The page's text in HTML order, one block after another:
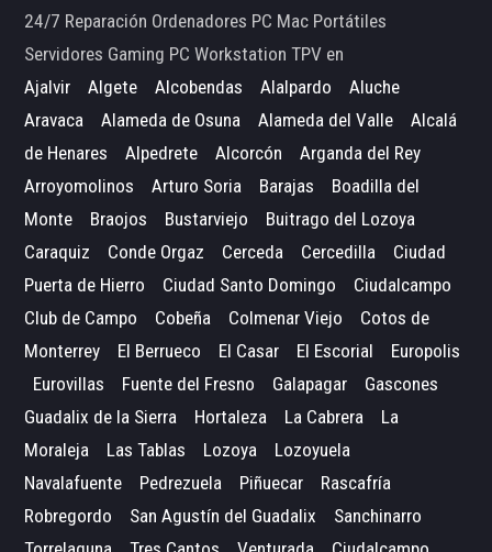
24/7 Reparación Ordenadores PC Mac Portátiles
Servidores Gaming PC Workstation TPV en
Ajalvir
Algete Alcobendas Alalpardo
Aluche
Aravaca
Alameda de Osuna Alameda del Valle
Alcalá
de Henares
Alpedrete Alcorcón
Arganda del Rey
Arroyomolinos
Arturo Soria Barajas
Boadilla del
Monte
Braojos Bustarviejo
Buitrago del Lozoya
Caraquiz
Conde Orgaz Cerceda Cercedilla
Ciudad
Puerta de Hierro
Ciudad Santo Domingo
Ciudalcampo
Club de Campo
Cobeña Colmenar Viejo
Cotos de
Monterrey
El Berrueco El Casar El Escorial
Europolis
Eurovillas
Fuente del Fresno Galapagar
Gascones
Guadalix de la Sierra
Hortaleza La Cabrera
La
Moraleja
Las Tablas Lozoya
Lozoyuela
Navalafuente
Pedrezuela Piñuecar
Rascafría
Robregordo
San Agustín del Guadalix
Sanchinarro